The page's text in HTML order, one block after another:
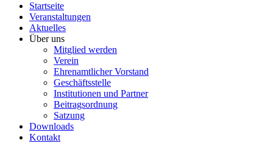
Startseite
Veranstaltungen
Aktuelles
Über uns
Mitglied werden
Verein
Ehrenamtlicher Vorstand
Geschäftsstelle
Institutionen und Partner
Beitragsordnung
Satzung
Downloads
Kontakt